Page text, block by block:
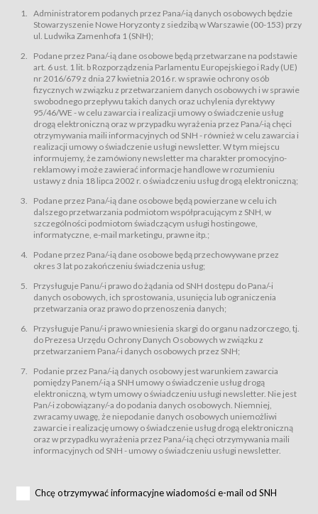
Bilety – wybrane dokumenty potwierdzające zawarcie umowy z
Usługodawcą i uprawniające do wzięcia udziału w Wydarzeniu,
przewidziane przez Usługodawcę dla danego Wydarzenia, tj. uprawniające
do uczestnictwa w wielu albo w pojedynczych seansach filmowych,
Sklep – sklep internetowy prowadzony przez Usługodawcę w Serwisie;
Regulamin – niniejszy regulamin.
§ 2
Postanowienia ogólne
Regulamin określa zasady:
świadczenia Usługobiorcom Usług przez Usługodawcę, z
zastrzeżeniem usług, o których mowa w ust. 2 pkt. 4 i 5 poniżej, których
zasady świadczenia precyzują odrębne regulaminy,
przetwarzania przez Usługodawcę danych osobowych Usługobiorców
będących osobami fizycznymi.
świadczy Usługi drogą elektroniczną w rozumieniu ustawy z dnia 18 lipca
2002 r. o świadczeniu usług drogą elektroniczną (Dz.U. z 2002 r., Nr 144, poz.
1204, z późń. zm.). Usługi świadczone są nieodpłatnie.
usługę przeglądania i odczytywania przez Usługobiorców materiałów
zamieszczanych w Serwisie,
usługę utrzymywania konta użytkownika w Serwisie,
usługę newsletter,
usługę zawierania na odległość umów nabycia Karnetów i Biletów,
usługę zawierania na odległość umów sprzedaży w Sklepie.
dnia 18 lipca 2002 r. o świadczeniu usług drogą elektroniczną (Dz.U. z 2002
r., Nr 144, poz. 1204, z późń. zm.). Usługi świadczone są nieodpłatnie.
Na zasadach określonych w Regulaminie dostęp do Serwisu jest otwarty dla
Usługobiorca przed rozpoczęciem korzystania z Serwisu jest zobowiązany
zapoznać się z Regulaminem. Założenie konta w Serwisie oraz zamówienie
usługi newsletter za pośrednictwem przeznaczonego do tego formularza
zamieszczonego na stronach Serwisu dostępnych dla wszystkich
Usługobiorców wymaga akceptacji postanowień Regulaminu.
Usługobiorca zobowiązany jest do przestrzegania postanowień Regulaminu
od chwili rozpoczęcia korzystania z Serwisu.
Regulamin jest udostępniony Usługobiorcom nieodpłatnie za
Warunki techniczne korzystania z Usług
Administratorem podanych przez Pana/-ią danych osobowych będzie
Stowarzyszenie Nowe Horyzonty z siedzibą w Warszawie (00-153) przy
ul. Ludwika Zamenhofa 1 (SNH);
Podane przez Pana/-ią dane osobowe będą przetwarzane na podstawie
art. 6 ust. 1 lit. b Rozporządzenia Parlamentu Europejskiego i Rady (UE)
nr 2016/679 z dnia 27 kwietnia 2016 r. w sprawie ochrony osób
fizycznych w związku z przetwarzaniem danych osobowych i w sprawie
swobodnego przepływu takich danych oraz uchylenia dyrektywy
95/46/WE - w celu zawarcia i realizacji umowy o świadczenie usług
drogą elektroniczną oraz w przypadku wyrażenia przez Pana/-ią chęci
otrzymywania maili informacyjnych od SNH - również w celu zawarcia i
realizacji umowy o świadczenie usługi newsletter. W tym miejscu
informujemy, że zamówiony newsletter ma charakter promocyjno-
reklamowy i może zawierać informacje handlowe w rozumieniu
ustawy z dnia 18 lipca 2002 r. o świadczeniu usług drogą elektroniczną;
Podane przez Pana/-ią dane osobowe będą powierzane w celu ich
dalszego przetwarzania podmiotom współpracującym z SNH, w
szczególności podmiotom świadczącym usługi hostingowe,
informatyczne, e-mail marketingu, prawne itp.;
Podane przez Pana/-ią dane osobowe będą przechowywane przez
okres 3 lat po zakończeniu świadczenia usług;
Przysługuje Panu/-i prawo do żądania od SNH dostępu do Pana/-i
danych osobowych, ich sprostowania, usunięcia lub ograniczenia
przetwarzania oraz prawo do przenoszenia danych;
Przysługuje Panu/-i prawo wniesienia skargi do organu nadzorczego, tj.
do Prezesa Urzędu Ochrony Danych Osobowych w związku z
przetwarzaniem Pana/-i danych osobowych przez SNH;
Podanie przez Pana/-ią danych osobowy jest warunkiem zawarcia
pomiędzy Panem/-ią a SNH umowy o świadczenie usług drogą
elektroniczną, w tym umowy o świadczeniu usługi newsletter. Nie jest
Pan/-i zobowiązany/-a do podania danych osobowych. Niemniej,
zwracamy uwagę, że niepodanie danych osobowych uniemożliwi
zawarcie i realizację umowy o świadczenie usług drogą elektroniczną
oraz w przypadku wyrażenia przez Pana/-ią chęci otrzymywania maili
informacyjnych od SNH - umowy o świadczeniu usługi newsletter.
Chcę otrzymywać informacyjne wiadomości e-mail od SNH